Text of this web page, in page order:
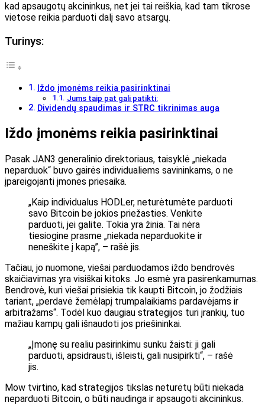
kad apsaugotų akcininkus, net jei tai reiškia, kad tam tikrose
vietose reikia parduoti dalį savo atsargų.
Turinys:
Iždo įmonėms reikia pasirinktinai
Jums taip pat gali patikti:
Dividendų spaudimas ir STRC tikrinimas auga
Iždo įmonėms reikia pasirinktinai
Pasak JAN3 generalinio direktoriaus, taisyklė „niekada
neparduok“ buvo gairės individualiems savininkams, o ne
įpareigojanti įmonės priesaika.
„Kaip individualus HODLer, neturėtumėte parduoti
savo Bitcoin be jokios priežasties. Venkite
parduoti, jei galite. Tokia yra žinia. Tai nėra
tiesiogine prasme „niekada neparduokite ir
neneškite į kapą”, – rašė jis.
Tačiau, jo nuomone, viešai parduodamos iždo bendrovės
skaičiavimas yra visiškai kitoks. Jo esmė yra pasirenkamumas.
Bendrovė, kuri viešai prisiekia tik kaupti Bitcoin, jo žodžiais
tariant, „perdavė žemėlapį trumpalaikiams pardavėjams ir
arbitražams“. Todėl kuo daugiau strategijos turi įrankių, tuo
mažiau kampų gali išnaudoti jos priešininkai.
„Įmonę su realiu pasirinkimu sunku žaisti: ji gali
parduoti, apsidrausti, išleisti, gali nusipirkti“, – rašė
jis.
Mow tvirtino, kad strategijos tikslas neturėtų būti niekada
neparduoti Bitcoin, o būti naudinga ir apsaugoti akcininkus.